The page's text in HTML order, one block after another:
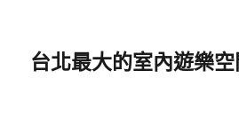
台北最大的室內遊樂空